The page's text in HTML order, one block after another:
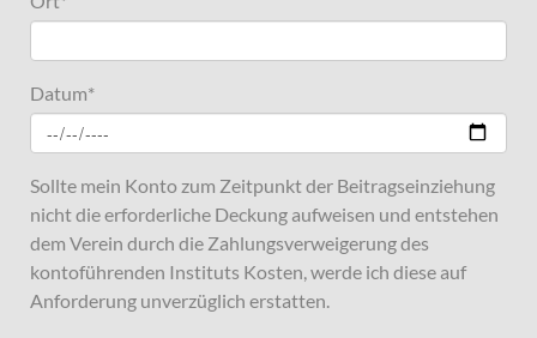
Datum*
Sollte mein Konto zum Zeitpunkt der Beitragseinziehung
nicht die erforderliche Deckung aufweisen und entstehen
dem Verein durch die Zahlungsverweigerung des
kontoführenden Instituts Kosten, werde ich diese auf
Anforderung unverzüglich erstatten.